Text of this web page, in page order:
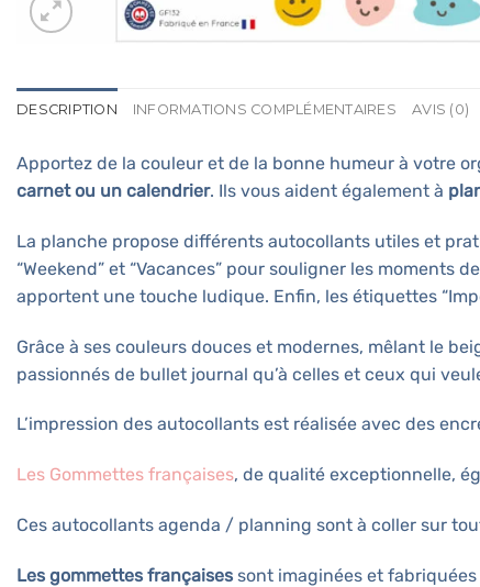
DESCRIPTION INFORMATIONS COMPLÉMENTAIRES AVIS (0)
Apportez de la couleur et de la bonne humeur à votre
carnet ou un calendrier. Ils vous aident également à
La planche propose différents autocollants utiles et
“Weekend” et “Vacances” pour souligner les
apportent une touche ludique. Enfin, les étiquettes
Grâce à ses couleurs douces et modernes, mêlant le
passionnés de bullet journal qu’à celles et ceux qui
L’impression des autocollants est réalisée avec des
Les Gommettes françaises, de qualité exceptionnelle,
Ces autocollants agenda / planning sont à coller sur
Les gommettes françaises sont imaginées et